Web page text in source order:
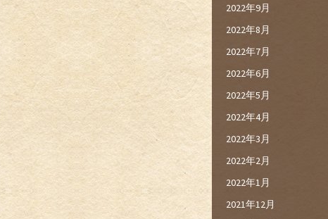
2022年9月
2022年8月
2022年7月
2022年6月
2022年5月
2022年4月
2022年3月
2022年2月
2022年1月
2021年12月